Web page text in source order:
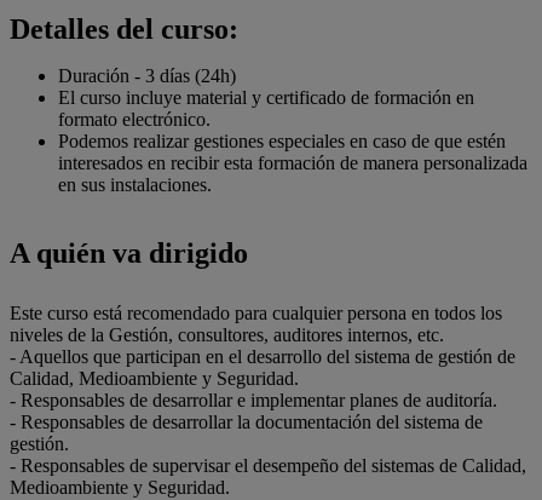
Detalles del curso:
Duración - 3 días (24h)
El curso incluye material y certificado de formación en
formato electrónico.
Podemos realizar gestiones especiales en caso de que estén
interesados en recibir esta formación de manera personalizada
en sus instalaciones.
A quién va dirigido
Este curso está recomendado para cualquier persona en todos los
niveles de la Gestión, consultores, auditores internos, etc.
- Aquellos que participan en el desarrollo del sistema de gestión de
Calidad, Medioambiente y Seguridad.
- Responsables de desarrollar e implementar planes de auditoría.
- Responsables de desarrollar la documentación del sistema de
gestión.
- Responsables de supervisar el desempeño del sistemas de Calidad,
Medioambiente y Seguridad.